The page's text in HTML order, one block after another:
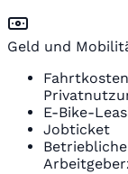
Geld und
E-Bike-
Jobticket